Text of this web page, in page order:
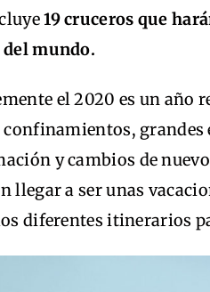
19 cruceros que
mundo.
el 2020 es un año
grandes
y cambios de
llegar a ser unas
diferentes itinerarios